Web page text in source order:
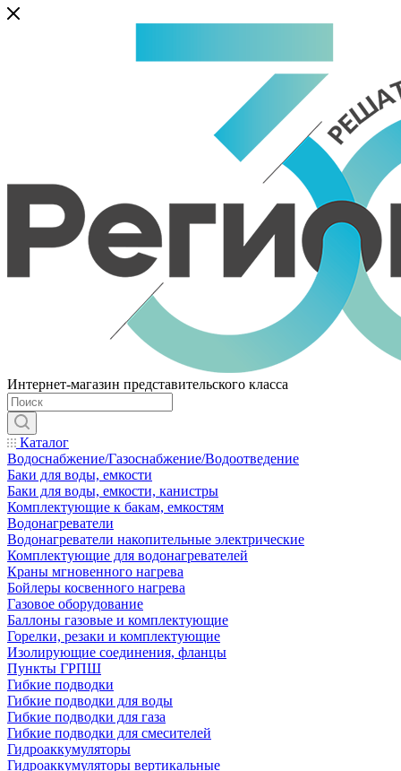
Интернет-магазин представительского класса
Каталог
Водоснабжение/Газоснабжение/Водоотведение
Баки для воды, емкости
Баки для воды, емкости, канистры
Комплектующие к бакам, емкостям
Водонагреватели
Водонагреватели накопительные электрические
Комплектующие для водонагревателей
Краны мгновенного нагрева
Бойлеры косвенного нагрева
Газовое оборудование
Баллоны газовые и комплектующие
Горелки, резаки и комплектующие
Изолирующие соединения, фланцы
Пункты ГРПШ
Гибкие подводки
Гибкие подводки для воды
Гибкие подводки для газа
Гибкие подводки для смесителей
Гидроаккумуляторы
Гидроаккумуляторы вертикальные